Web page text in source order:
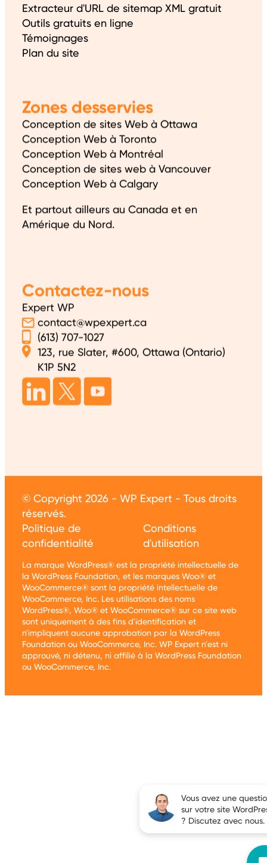
Extracteur d'URL de sitemap XML gratuit
Outils gratuits en ligne
Témoignages
Plan du site
Zones desservies
Conception de sites Web à Ottawa
Conception Web à Toronto
Conception Web à Montréal
Conception de sites web à Vancouver
Conception Web à Calgary
Et partout ailleurs au Canada et en
Amérique du Nord.
Contactez-nous
Expert WP
contact@wpexpert.ca
(613) 707-1027
123, rue Slater, #600, Ottawa (Ontario)
K1P 5N2
© Copyright 2026 - WP Expert - Tous droits
réservés.
Politique de
confidentialité
Conditions
d'utilisation
La marque WordPress® est la propriété intellectuelle de
la WordPress Foundation, et les marques Woo® et
WooCommerce® sont la propriété intellectuelle de
WooCommerce, Inc. Les utilisations des noms
WordPress®, Woo® et WooCommerce® sur ce site web
sont uniquement à des fins d'identification et
n'impliquent aucune approbation par la WordPress
Foundation ou WooCommerce, Inc. WP Expert n'est ni
approuvé, ni détenu, ni affilié à la WordPress Foundation
ou WooCommerce, Inc.
Vous avez une
sur votre site
? Discutez avec nous.